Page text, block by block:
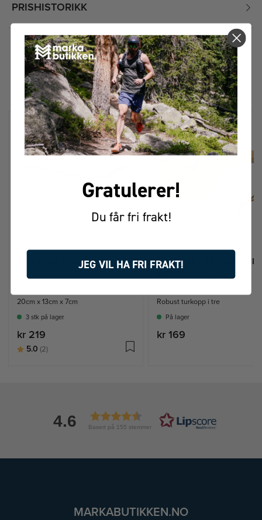
PRISHISTORIKK
FÅR VI FORESLÅ
ANDRE KJØPTE DETTE
MATBOKS STOR
20cm x 13cm x 7cm
3 stk på lager
kr 219
Karakter:
5.0 (2)av 5 mulige
HÄLLMARK TREKOPP
Robust turkopp i tre
På lager
kr 169
4.6 Basert på 155 stemmer
MARKABUTIKKEN.NO
Gratulerer!
Du får fri frakt!
JEG VIL HA FRI FRAKT!